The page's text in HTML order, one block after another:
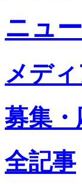
ニュ
メデ
募集・
全記事